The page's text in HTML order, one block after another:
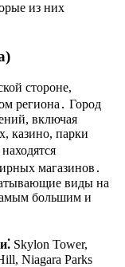
из них
стороне,
региона․ Город
включая
казино, парки
магазинов․
виды на
большим и
Skylon Tower,
Niagara Parks